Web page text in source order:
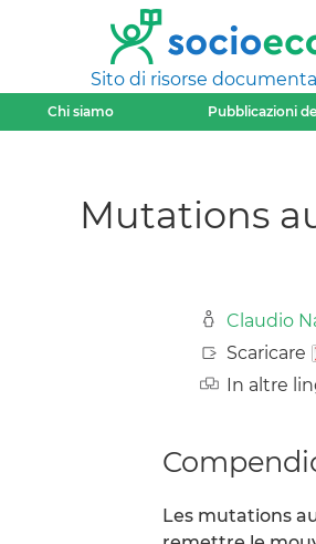
Sito di risorse
Chi siamo Pubblicazioni
Mutations
Claudio
Scaricare
In altre
Les mutations